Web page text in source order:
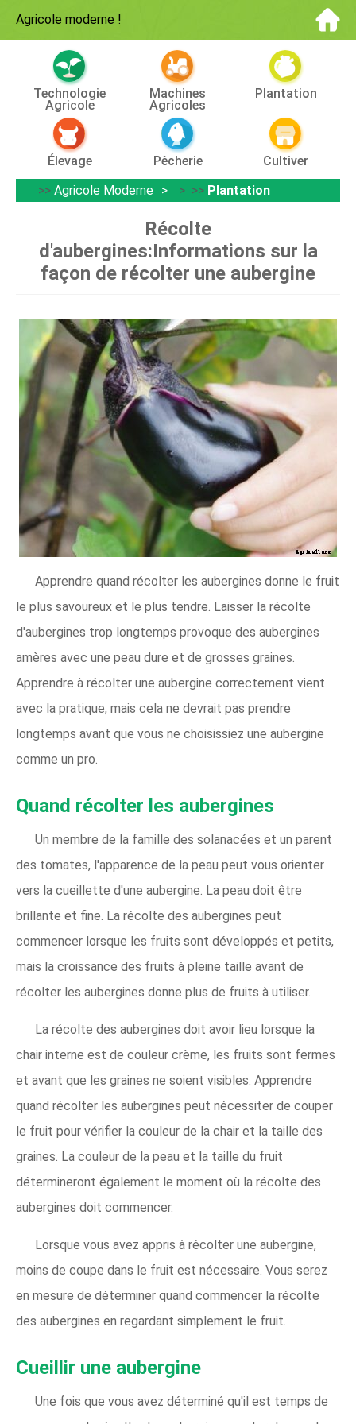
Agricole moderne !
Technologie
Agricole
Machines
Agricoles
Plantation
Élevage Pêcherie
Cultiver
>> Agricole Moderne > >> Plantation
Récolte
d'aubergines:Informations sur la
façon de récolter une aubergine
Apprendre quand récolter les aubergines donne le fruit
le plus savoureux et le plus tendre. Laisser la récolte
d'aubergines trop longtemps provoque des aubergines
amères avec une peau dure et de grosses graines.
Apprendre à récolter une aubergine correctement vient
avec la pratique, mais cela ne devrait pas prendre
longtemps avant que vous ne choisissiez une aubergine
comme un pro.
Quand récolter les aubergines
Un membre de la famille des solanacées et un parent
des tomates, l'apparence de la peau peut vous orienter
vers la cueillette d'une aubergine. La peau doit être
brillante et fine. La récolte des aubergines peut
commencer lorsque les fruits sont développés et petits,
mais la croissance des fruits à pleine taille avant de
récolter les aubergines donne plus de fruits à utiliser.
La récolte des aubergines doit avoir lieu lorsque la
chair interne est de couleur crème, les fruits sont fermes
et avant que les graines ne soient visibles. Apprendre
quand récolter les aubergines peut nécessiter de couper
le fruit pour vérifier la couleur de la chair et la taille des
graines. La couleur de la peau et la taille du fruit
détermineront également le moment où la récolte des
aubergines doit commencer.
Lorsque vous avez appris à récolter une aubergine,
moins de coupe dans le fruit est nécessaire. Vous serez
en mesure de déterminer quand commencer la récolte
des aubergines en regardant simplement le fruit.
Cueillir une aubergine
Une fois que vous avez déterminé qu'il est temps de